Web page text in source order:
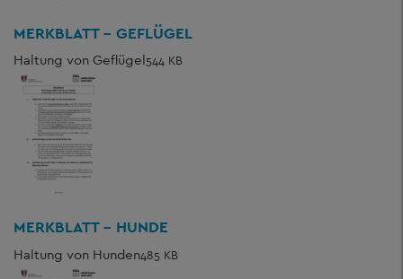
MERKBLATT - GEFLÜGEL
Haltung von Geflügel544 KB
MERKBLATT - HUNDE
Haltung von Hunden485 KB